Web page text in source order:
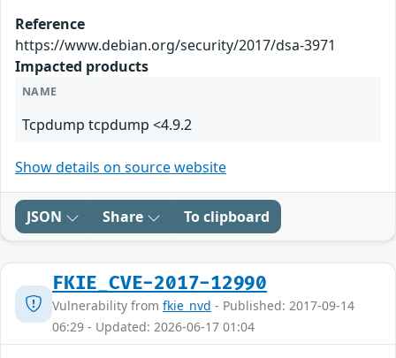
Reference
https://www.debian.org/security/2017/dsa-3971
Impacted products
NAME
Tcpdump tcpdump <4.9.2
Show details on source website
JSON Share To clipboard
FKIE_CVE-2017-12990
Vulnerability from fkie_nvd - Published: 2017-09-14
06:29 - Updated: 2026-06-17 01:04